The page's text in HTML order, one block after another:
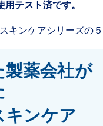
テスト済です。
製薬会社が
キンケア